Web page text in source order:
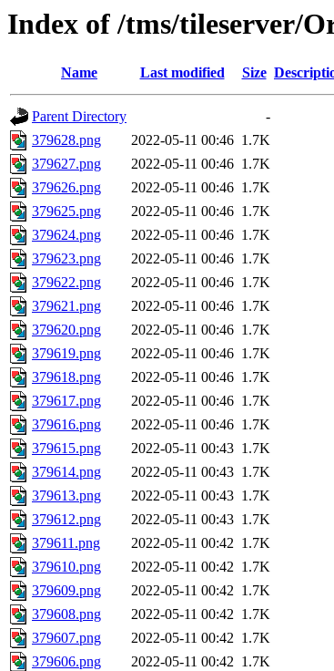
Index of /tms/tileserver/
Name Last modified Size
Parent Directory
-
379628.png
2022-05-11 00:46 1.7K
379627.png
2022-05-11 00:46 1.7K
379626.png
2022-05-11 00:46 1.7K
379625.png
2022-05-11 00:46 1.7K
379624.png
2022-05-11 00:46 1.7K
379623.png
2022-05-11 00:46 1.7K
379622.png
2022-05-11 00:46 1.7K
379621.png
2022-05-11 00:46 1.7K
379620.png
2022-05-11 00:46 1.7K
379619.png
2022-05-11 00:46 1.7K
379618.png
2022-05-11 00:46 1.7K
379617.png
2022-05-11 00:46 1.7K
379616.png
2022-05-11 00:46 1.7K
379615.png
2022-05-11 00:43 1.7K
379614.png
2022-05-11 00:43 1.7K
379613.png
2022-05-11 00:43 1.7K
379612.png
2022-05-11 00:43 1.7K
379611.png
2022-05-11 00:42 1.7K
379610.png
2022-05-11 00:42 1.7K
379609.png
2022-05-11 00:42 1.7K
379608.png
2022-05-11 00:42 1.7K
379607.png
2022-05-11 00:42 1.7K
379606.png
2022-05-11 00:42 1.7K